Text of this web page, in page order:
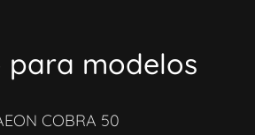
para modelos
COBRA 50